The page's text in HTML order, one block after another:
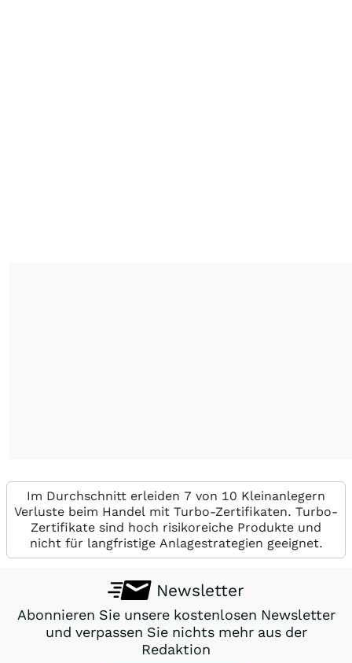
Im Durchschnitt erleiden 7 von 10 Kleinanlegern
Verluste beim Handel mit Turbo-Zertifikaten. Turbo-
Zertifikate sind hoch risikoreiche Produkte und
nicht für langfristige Anlagestrategien geeignet.
Newsletter
Abonnieren Sie unsere kostenlosen Newsletter
und verpassen Sie nichts mehr aus der
Redaktion